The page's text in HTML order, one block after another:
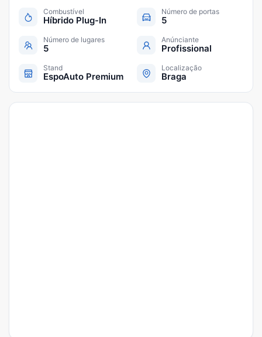
Combustível
Híbrido Plug-In
Número de portas
5
Número de lugares
5
Anúnciante
Profissional
Stand
EspoAuto Premium
Localização
Braga